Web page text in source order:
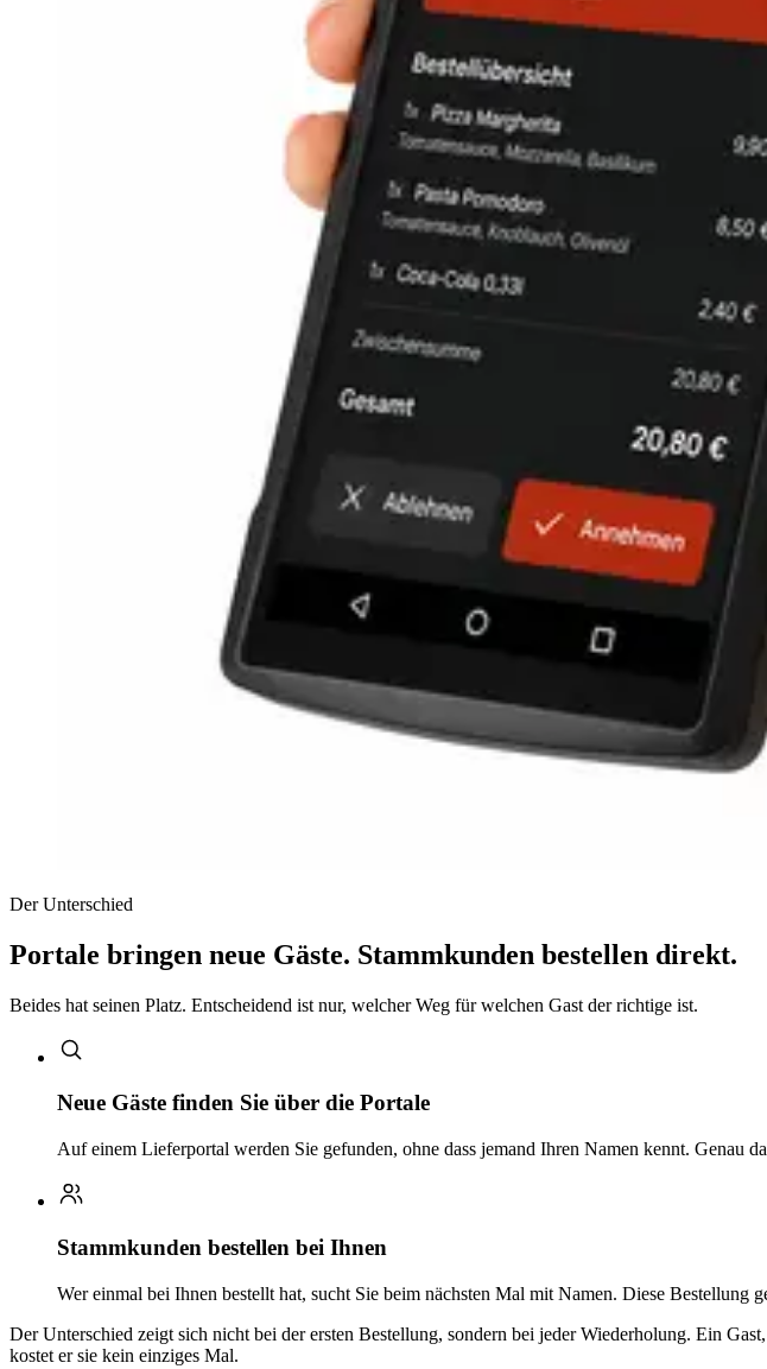
Der Unterschied
Portale bringen neue Gäste. Stammkunden bestellen direkt.
Beides hat seinen Platz. Entscheidend ist nur, welcher Weg für welchen Gast der richtige ist.
Neue Gäste finden Sie über die Portale
Auf einem Lieferportal werden Sie gefunden, ohne dass jemand Ihren Namen kennt. Genau
Stammkunden bestellen bei Ihnen
Wer einmal bei Ihnen bestellt hat, sucht Sie beim nächsten Mal mit Namen. Diese Bestellung
Der Unterschied zeigt sich nicht bei der ersten Bestellung, sondern bei jeder Wiederholung. Ein
kostet er sie kein einziges Mal.